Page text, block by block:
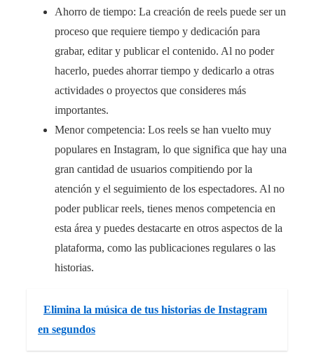
Ahorro de tiempo: La creación de reels puede ser un
proceso que requiere tiempo y dedicación para
grabar, editar y publicar el contenido. Al no poder
hacerlo, puedes ahorrar tiempo y dedicarlo a otras
actividades o proyectos que consideres más
importantes.
Menor competencia: Los reels se han vuelto muy
populares en Instagram, lo que significa que hay una
gran cantidad de usuarios compitiendo por la
atención y el seguimiento de los espectadores. Al no
poder publicar reels, tienes menos competencia en
esta área y puedes destacarte en otros aspectos de la
plataforma, como las publicaciones regulares o las
historias.
Elimina la música de tus historias de Instagram
en segundos